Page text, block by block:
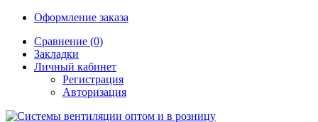
Оформление заказа
Сравнение (0)
Закладки
Личный кабинет
Регистрация
Авторизация